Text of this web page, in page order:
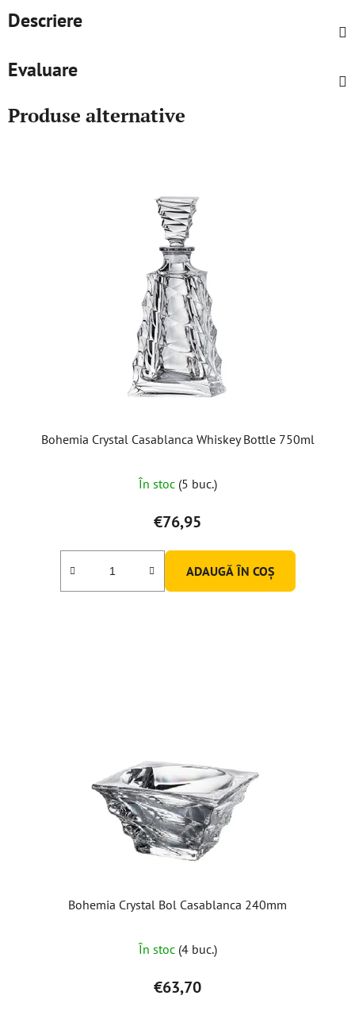
Descriere
Evaluare
Produse alternative
Bohemia Crystal Casablanca Whiskey Bottle 750ml
medie
a
produsului
este
5,0
În stoc (5 buc.)
€76,95
ADAUGĂ ÎN COŞ
Bohemia Crystal Bol Casablanca 240mm
medie
a
produsului
În stoc (4 buc.)
€63,70